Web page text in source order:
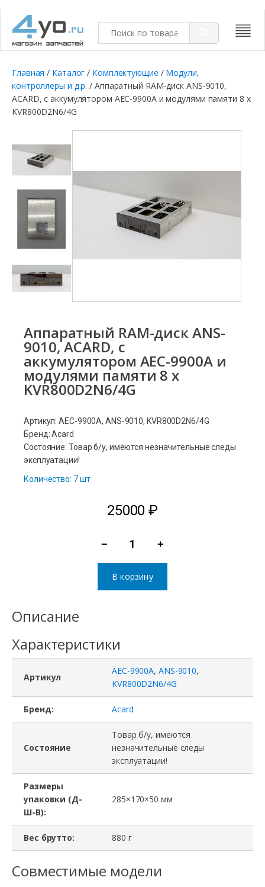
Главная / Каталог / Комплектующие / Модули,
контроллеры и д.р. / Аппаратный RAM-диск ANS-9010,
ACARD, с аккумулятором AEC-9900A и модулями памяти 8 x
KVR800D2N6/4G
Аппаратный RAM-диск ANS-
9010, ACARD, с
аккумулятором AEC-9900A и
модулями памяти 8 x
KVR800D2N6/4G
Артикул: AEC-9900A, ANS-9010, KVR800D2N6/4G
Бренд: Acard
Состояние: Товар б/у, имеются незначительные следы
эксплуатации!
Количество: 7 шт
25000₽
−
ANS-
9010,
ACARD,
аккумулятором
9900A
и
памяти
x
KVR800D2N6/4G
+
В корзину
Описание
Характеристики
Артикул
AEC-9900A, ANS-9010,
KVR800D2N6/4G
Бренд: Acard
Состояние
Товар б/у, имеются
незначительные следы
эксплуатации!
Размеры
упаковки (Д-
Ш-В):
285×170×50 мм
Вес брутто: 880 г
Совместимые модели